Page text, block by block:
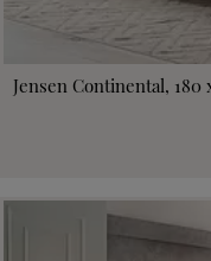
Jensen Continental, 180